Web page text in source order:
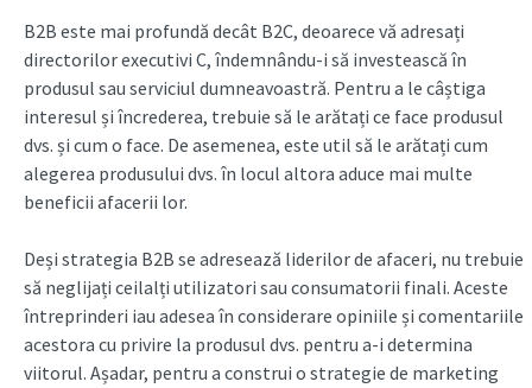
B2B este mai profundă decât B2C, deoarece vă adresați
directorilor executivi C, îndemnându-i să investească în
produsul sau serviciul dumneavoastră. Pentru a le câștiga
interesul și încrederea, trebuie să le arătați ce face produsul
dvs. și cum o face. De asemenea, este util să le arătați cum
alegerea produsului dvs. în locul altora aduce mai multe
beneficii afacerii lor.
Deși strategia B2B se adresează liderilor de afaceri, nu trebuie
să neglijați ceilalți utilizatori sau consumatorii finali. Aceste
întreprinderi iau adesea în considerare opiniile și comentariile
acestora cu privire la produsul dvs. pentru a-i determina
viitorul. Așadar, pentru a construi o strategie de marketing